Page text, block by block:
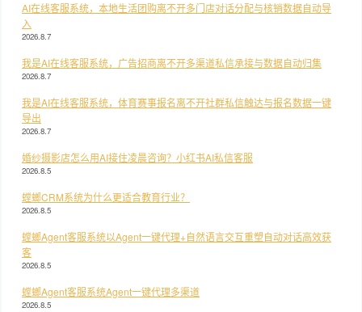
AI在线客服系统，本地生活团购离不开多门店对话分配与核销数据自动导
入
2026.8.7
我是AI在线客服系统，广告招商离不开多渠道私信承接与数据自动归集
2026.8.7
我是AI在线客服系统，体育赛事报名离不开社群私信触达与报名数据一键
导出
2026.8.7
婚纱摄影店怎么用AI接住凌晨咨询？小红书AI私信客服
2026.8.5
螳螂CRM系统为什么更适合教育行业？
2026.8.5
螳螂Agent客服系统以Agent一键代理+自然语言交互重塑自动对话高效获
客
2026.8.5
螳螂Agent客服系统Agent一键代理多渠道
2026.8.5